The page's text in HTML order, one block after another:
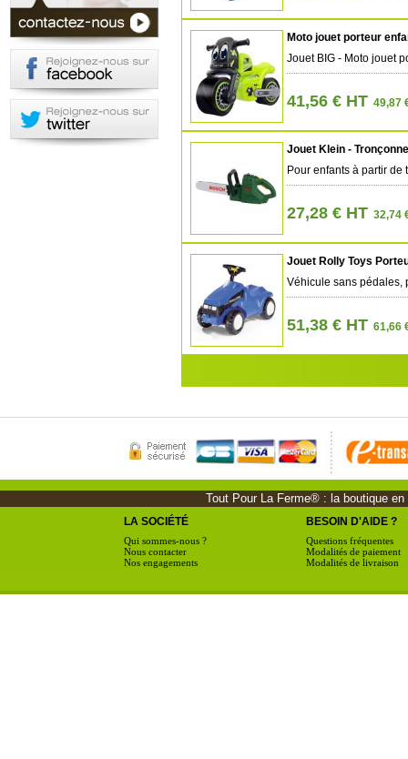
Moto jouet porteur
Jouet BIG - Moto jouet
41,56 € HT 49,87
Jouet Klein -
Pour enfants à partir
27,28 € HT 32,74
Jouet Rolly Toys
Véhicule sans pédales,
51,38 € HT 61,66
Tout Pour La Ferme® : la boutique
LA SOCIÉTÉ
Qui sommes-nous ?
Nous contacter
Nos engagements
BESOIN D'AIDE ?
Questions fréquentes
Modalités de paiement
Modalités de livraison